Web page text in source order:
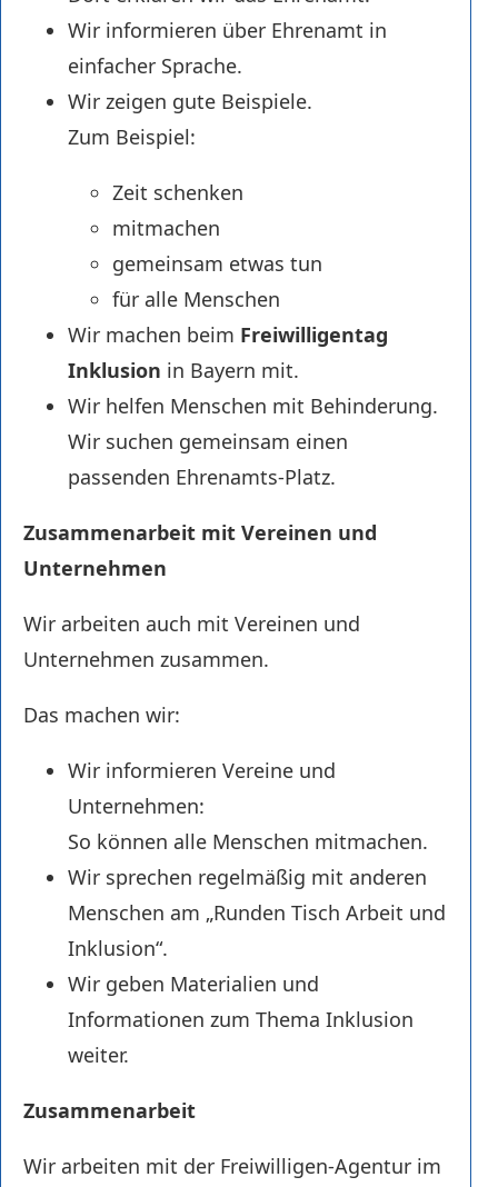
Wir informieren über Ehrenamt in
einfacher Sprache.
Wir zeigen gute Beispiele.
Zum Beispiel:
Zeit schenken
mitmachen
gemeinsam etwas tun
für alle Menschen
Wir machen beim Freiwilligentag
Inklusion in Bayern mit.
Wir helfen Menschen mit Behinderung.
Wir suchen gemeinsam einen
passenden Ehrenamts-Platz.
Zusammenarbeit mit Vereinen und
Unternehmen
Wir arbeiten auch mit Vereinen und
Unternehmen zusammen.
Das machen wir:
Wir informieren Vereine und
Unternehmen:
So können alle Menschen mitmachen.
Wir sprechen regelmäßig mit anderen
Menschen am „Runden Tisch Arbeit und
Inklusion“.
Wir geben Materialien und
Informationen zum Thema Inklusion
weiter.
Zusammenarbeit
Wir arbeiten mit der Freiwilligen-Agentur im